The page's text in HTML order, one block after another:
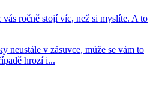
ročně stojí víc, než si myslíte. A to
neustále v zásuvce, může se vám to
hrozí i...